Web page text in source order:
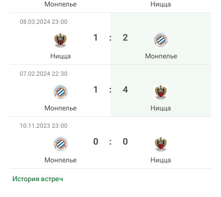
Монпелье Ницца
08.03.2024 23:00
Ницца
1 : 2
Монпелье
07.02.2024 22:30
Монпелье
1 : 4
Ницца
10.11.2023 23:00
Монпелье
0 : 0
Ницца
История встреч